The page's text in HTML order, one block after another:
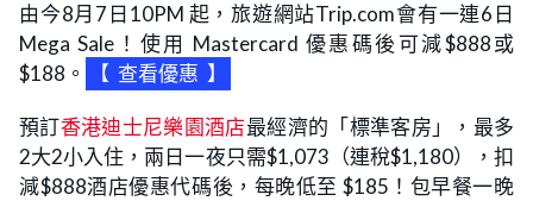
由今8月7日10PM 起，旅遊網站Trip.com會有一連6日
Mega Sale！使用 Mastercard 優惠碼後可減$888或
$188。
【 查看優惠 】
預訂香港迪士尼樂園酒店最經濟的「標準客房」，最多
2大2小入住，兩日一夜只需$1,073（連稅$1,180），扣
減$888酒店優惠代碼後，每晚低至 $185！包早餐一晚